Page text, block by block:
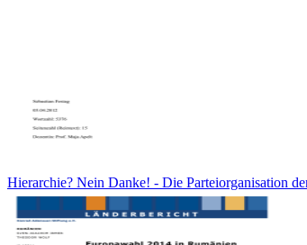
Hierarchie? Nein Danke! - Die Parteiorganisation